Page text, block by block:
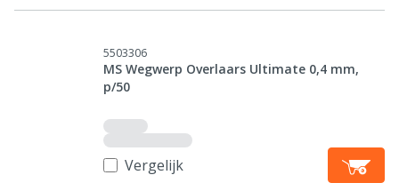
5503306
MS Wegwerp Overlaars Ultimate 0,4 mm,
p/50
Vergelijk